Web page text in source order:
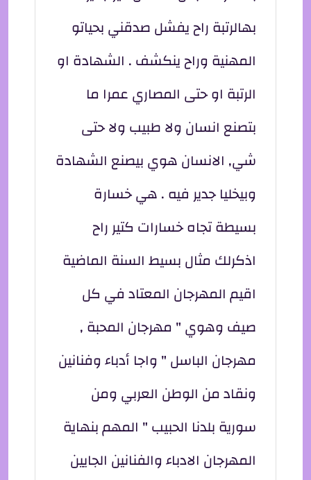
بهالرتبة راح يفشل صدقني بحياتو
المهنية وراح ينكشف . الشهادة او
الرتبة او حتى المصاري عمرا ما
بتصنع انسان ولا طبيب ولا حتى
شي, الانسان هوي بيصنع الشهادة
وبيخليا جدير فيه . هي خسارة
بسيطة تجاه خسارات كتير راح
اذكرلك مثال بسيط السنة الماضية
اقيم المهرجان المعتاد في كل
صيف وهوي " مهرجان المحبة ,
مهرجان الباسل " واجا أدباء وفنانين
ونقاد من الوطن العربي ومن
سورية بلدنا الحبيب " المهم بنهاية
المهرجان الادباء والفنانين الجايين